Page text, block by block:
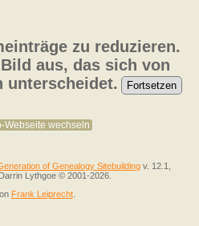
zu reduzieren.
aus, das sich von
unterscheidet.
Webseite wechseln
of Genealogy Sitebuilding v. 12.1,
Lythgoe © 2001-2026.
Frank Leiprecht.